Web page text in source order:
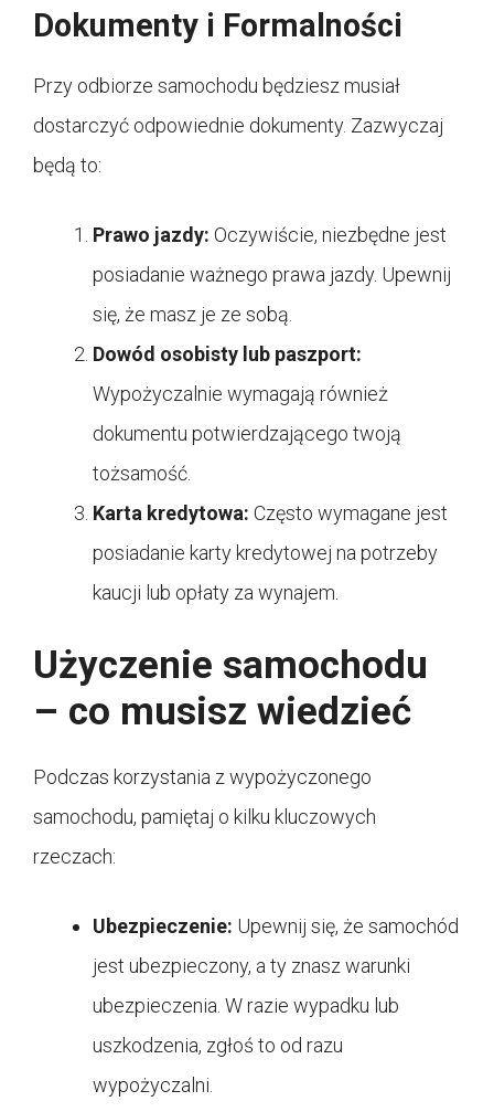
Dokumenty i Formalności
Przy odbiorze samochodu będziesz musiał
dostarczyć odpowiednie dokumenty. Zazwyczaj
będą to:
Prawo jazdy: Oczywiście, niezbędne jest
posiadanie ważnego prawa jazdy. Upewnij
się, że masz je ze sobą.
Dowód osobisty lub paszport:
Wypożyczalnie wymagają również
dokumentu potwierdzającego twoją
tożsamość.
Karta kredytowa: Często wymagane jest
posiadanie karty kredytowej na potrzeby
kaucji lub opłaty za wynajem.
Użyczenie samochodu
– co musisz wiedzieć
Podczas korzystania z wypożyczonego
samochodu, pamiętaj o kilku kluczowych
rzeczach:
Ubezpieczenie: Upewnij się, że samochód
jest ubezpieczony, a ty znasz warunki
ubezpieczenia. W razie wypadku lub
uszkodzenia, zgłoś to od razu
wypożyczalni.